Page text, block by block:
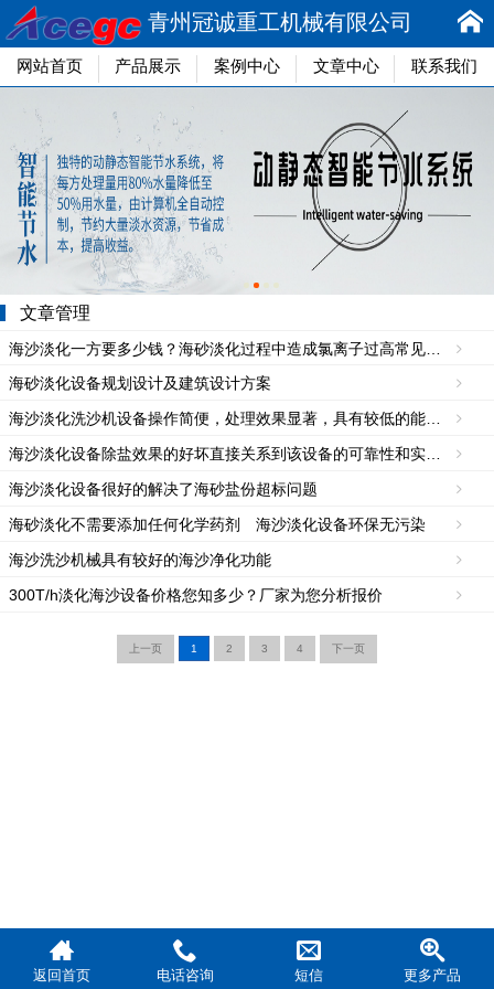
青州冠诚重工机械有限公司
网站首页 产品展示 案例中心 文章中心 联系我们
文章管理
海砂淡化设备规划设计及建筑设计方案
海沙淡化设备很好的解决了海砂盐份超标问题
海砂淡化不需要添加任何化学药剂 海沙淡化设备环保无污染
海沙洗沙机械具有较好的海沙净化功能
300T/h淡化海沙设备价格您知多少？厂家为您分析报价
上一页 1 2 3 4 下一页
返回首页 电话咨询 短信 更多产品